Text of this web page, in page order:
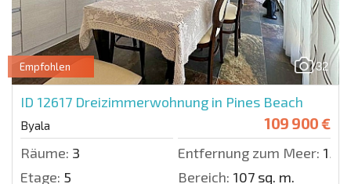
32
Empfohlen
ID 12617 Dreizimmerwohnung in Pines Beach
Byala 109 900 €
Räume: 3 Entfernung zum Meer: 150
Etage: 5 Bereich: 107 sq. m.